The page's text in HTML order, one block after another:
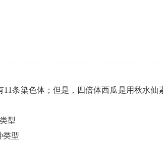
条染色体；但是，四倍体西瓜是用秋水
型
类型